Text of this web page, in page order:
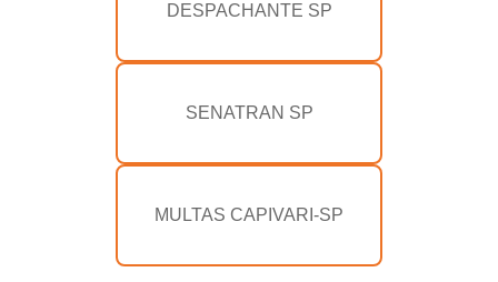
DESPACHANTE SP
SENATRAN SP
MULTAS CAPIVARI-SP